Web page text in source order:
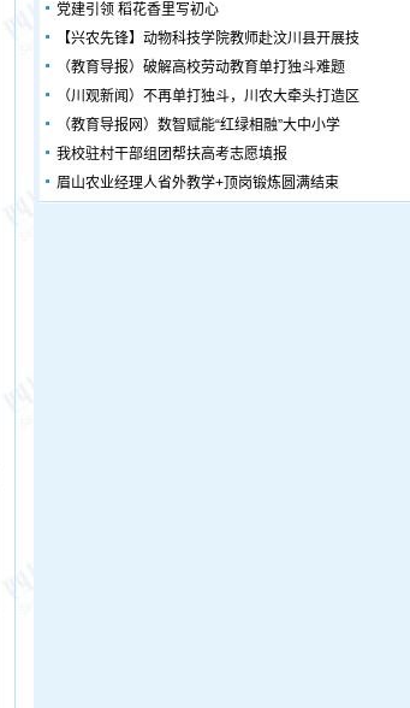
党建引领 稻花香里写初心
【兴农先锋】动物科技学院教师赴汶川县开展技
（教育导报）破解高校劳动教育单打独斗难题
（川观新闻）不再单打独斗，川农大牵头打造区
（教育导报网）数智赋能“红绿相融”大中小学
我校驻村干部组团帮扶高考志愿填报
眉山农业经理人省外教学+顶岗锻炼圆满结束